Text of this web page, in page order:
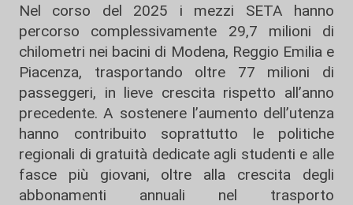
Nel corso del 2025 i mezzi SETA hanno
percorso complessivamente 29,7 milioni di
chilometri nei bacini di Modena, Reggio Emilia e
Piacenza, trasportando oltre 77 milioni di
passeggeri, in lieve crescita rispetto all’anno
precedente. A sostenere l’aumento dell’utenza
hanno contribuito soprattutto le politiche
regionali di gratuità dedicate agli studenti e alle
fasce più giovani, oltre alla crescita degli
abbonamenti annuali nel trasporto